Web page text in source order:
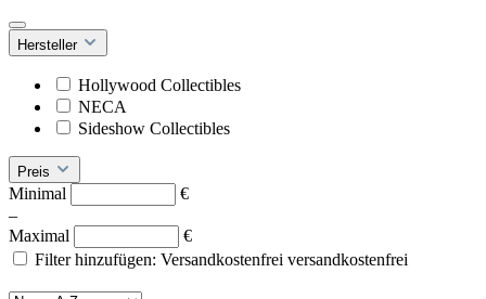
Hersteller
Hollywood Collectibles
NECA
Sideshow Collectibles
Preis
Minimal
€
–
Maximal
€
Filter hinzufügen: Versandkostenfrei versandkostenfrei